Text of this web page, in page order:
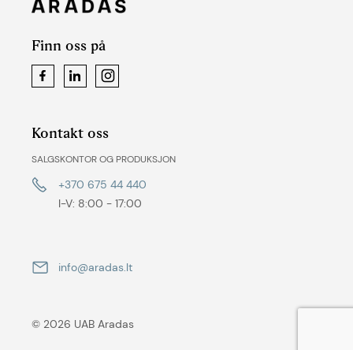
Finn oss på
FacebookLinkedInInstagram
Kontakt oss
SALGSKONTOR OG PRODUKSJON
+370 675 44 440
I-V: 8:00 - 17:00
info@aradas.lt
© 2026 UAB Aradas